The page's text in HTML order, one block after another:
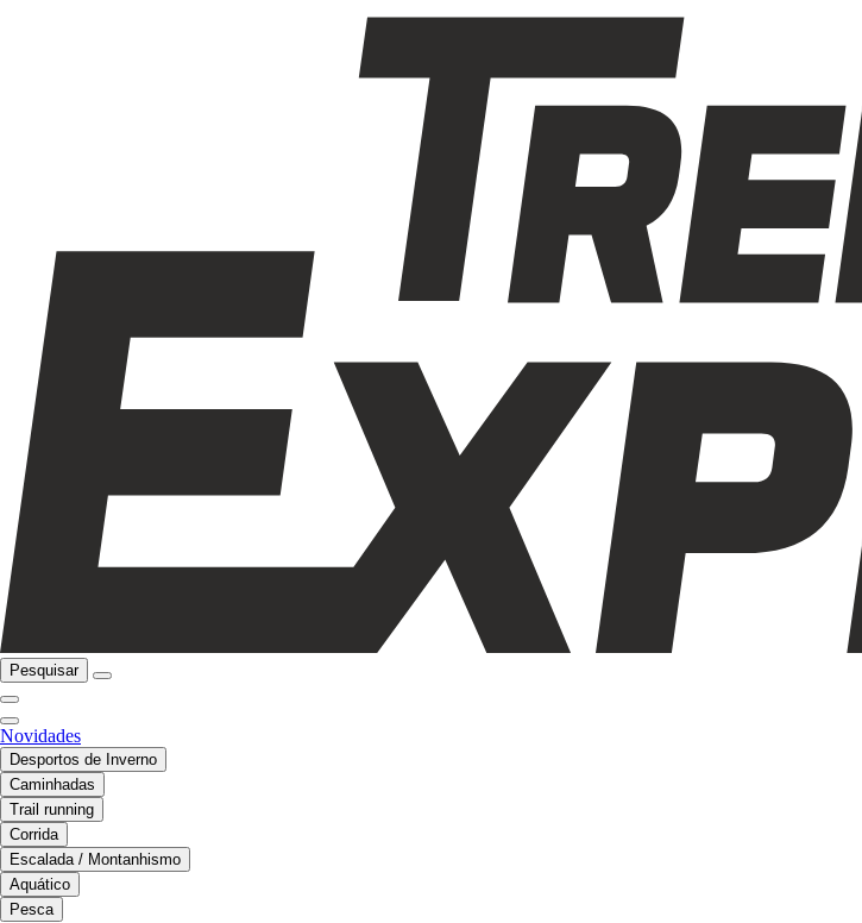
Pesquisar
Novidades
Desportos de Inverno
Caminhadas
Trail running
Corrida
Escalada / Montanhismo
Aquático
Pesca